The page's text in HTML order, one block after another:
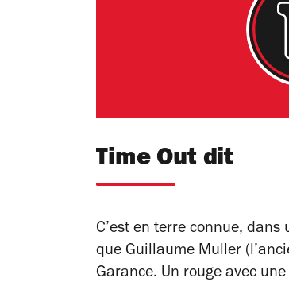
Time Out dit
C’est en terre connue,
que Guillaume Muller
Garance. Un rouge avec